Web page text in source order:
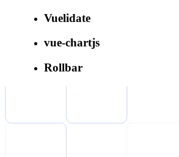
Vuelidate
vue-chartjs
Rollbar